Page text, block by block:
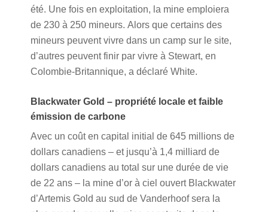
été. Une fois en exploitation, la mine emploiera
de 230 à 250 mineurs. Alors que certains des
mineurs peuvent vivre dans un camp sur le site,
d’autres peuvent finir par vivre à Stewart, en
Colombie-Britannique, a déclaré White.
Blackwater Gold – propriété locale et faible
émission de carbone
Avec un coût en capital initial de 645 millions de
dollars canadiens – et jusqu’à 1,4 milliard de
dollars canadiens au total sur une durée de vie
de 22 ans – la mine d’or à ciel ouvert Blackwater
d’Artemis Gold au sud de Vanderhoof sera la